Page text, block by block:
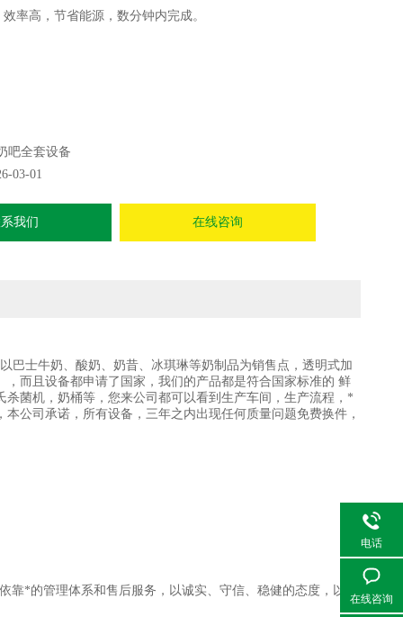
率高，节省能源，数分钟内完成。
吧全套设备
03-01
我们 在线咨询
士牛奶、酸奶、奶昔、冰琪琳等奶制品为销售点，透明式加
而且设备都申请了国家，我们的产品都是符合国家标准的 鲜
菌机，奶桶等，您来公司都可以看到生产车间，生产流程，*
公司承诺，所有设备，三年之内出现任何质量问题免费换件，
*的管理体系和售后服务，以诚实、守信、稳健的态度，以质
电话
在线咨询